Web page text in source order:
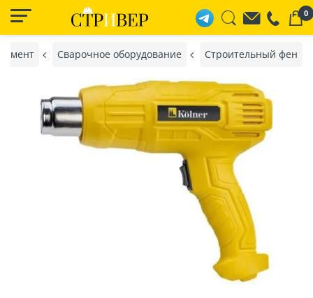
0
Сварочное оборудование Строительный фен